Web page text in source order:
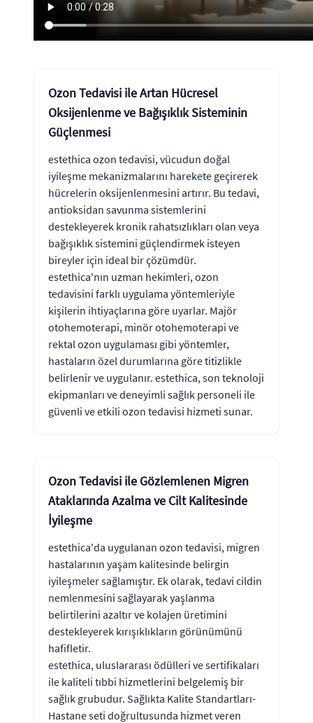
Ozon Tedavisi ile Artan Hücresel
Oksijenlenme ve Bağışıklık Sisteminin
Güçlenmesi
estethica ozon tedavisi, vücudun doğal
iyileşme mekanizmalarını harekete geçirerek
hücrelerin oksijenlenmesini artırır. Bu tedavi,
antioksidan savunma sistemlerini
destekleyerek kronik rahatsızlıkları olan veya
bağışıklık sistemini güçlendirmek isteyen
bireyler için ideal bir çözümdür.
estethica'nın uzman hekimleri, ozon
tedavisini farklı uygulama yöntemleriyle
kişilerin ihtiyaçlarına göre uyarlar. Majör
otohemoterapi, minör otohemoterapi ve
rektal ozon uygulaması gibi yöntemler,
hastaların özel durumlarına göre titizlikle
belirlenir ve uygulanır. estethica, son teknoloji
ekipmanları ve deneyimli sağlık personeli ile
güvenli ve etkili ozon tedavisi hizmeti sunar.
Ozon Tedavisi ile Gözlemlenen Migren
Ataklarında Azalma ve Cilt Kalitesinde
İyileşme
estethica'da uygulanan ozon tedavisi, migren
hastalarının yaşam kalitesinde belirgin
iyileşmeler sağlamıştır. Ek olarak, tedavi cildin
nemlenmesini sağlayarak yaşlanma
belirtilerini azaltır ve kolajen üretimini
destekleyerek kırışıklıkların görünümünü
hafifletir.
estethica, uluslararası ödülleri ve sertifikaları
ile kaliteli tıbbi hizmetlerini belgelemiş bir
sağlık grubudur. Sağlıkta Kalite Standartları-
Hastane seti doğrultusunda hizmet veren